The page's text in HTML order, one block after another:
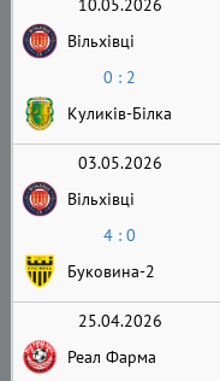
10.05.2026
Вільхівці
0 : 2
Куликів-Білка
03.05.2026
Вільхівці
4 : 0
Буковина-2
25.04.2026
Реал Фарма